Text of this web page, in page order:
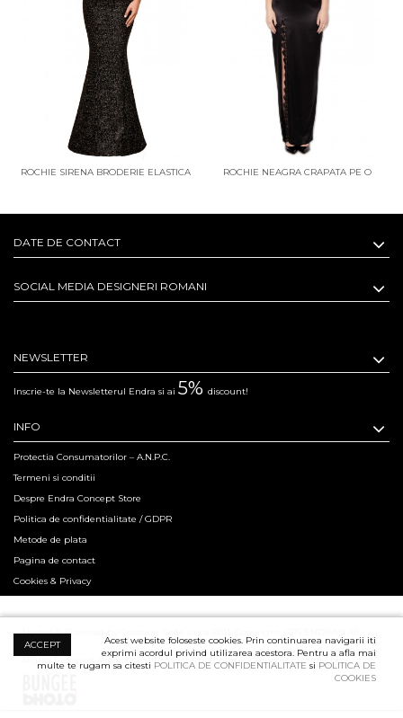
ROCHIE SIRENA BRODERIE ELASTICA
ROCHIE NEAGRA CRAPATA PE O
DATE DE CONTACT
SOCIAL MEDIA DESIGNERI ROMANI
NEWSLETTER
Inscrie-te la Newsletterul Endra si ai 5% discount!
INFO
Protectia Consumatorilor – A.N.P.C.
Termeni si conditii
Despre Endra Concept Store
Politica de confidentialitate / GDPR
Metode de plata
Pagina de contact
Cookies & Privacy
Hosted & Powered by Creation Code since 2011. Copyright 2015 ENDRA® All
Rights Reserved. Professional Product Photography Services ensured by
ACCEPT
Acest website foloseste cookies. Prin continuarea navigarii iti
exprimi acordul privind utilizarea acestora. Pentru a afla mai
multe te rugam sa citesti POLITICA DE CONFIDENTIALITATE si POLITICA DE
COOKIES